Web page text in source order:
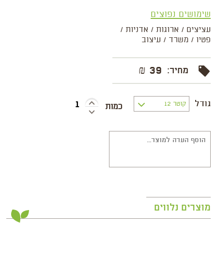
שימושים נפוצים
עציצים / ארוגות / אדניות /
פטיו / משרד / עיצוב
מחיר: 39 ₪
גודל
מוצרים נלווים